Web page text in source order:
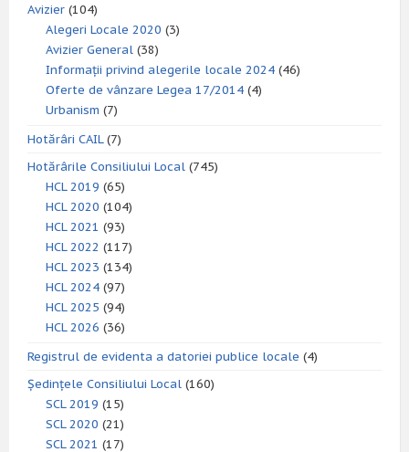
Avizier (104)
Alegeri Locale 2020 (3)
Avizier General (38)
Informații privind alegerile locale 2024 (46)
Oferte de vânzare Legea 17/2014 (4)
Urbanism (7)
Hotărâri CAIL(7)
Hotărârile Consiliului Local (745)
HCL 2019 (65)
HCL 2020 (104)
HCL 2021 (93)
HCL 2022 (117)
HCL 2023 (134)
HCL 2024 (97)
HCL 2025 (94)
HCL 2026 (36)
Registrul de evidenta a datoriei publice locale (4)
Ședințele Consiliului Local (160)
SCL 2019 (15)
SCL 2020 (21)
SCL 2021 (17)